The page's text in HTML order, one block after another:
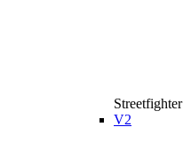
Streetfighter
V2